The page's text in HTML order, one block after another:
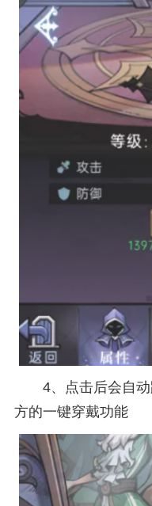
4、点击后会自
方的一键穿戴功能